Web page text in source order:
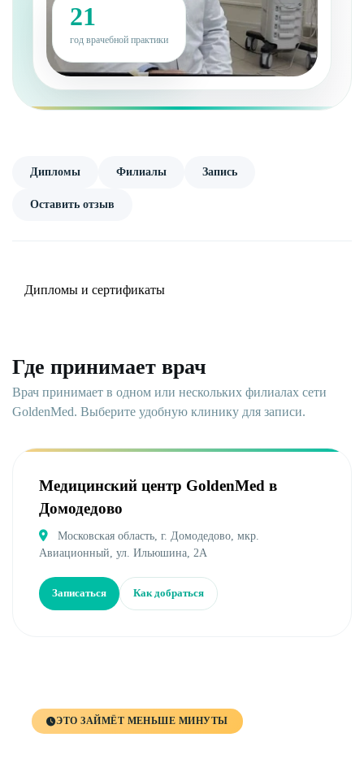
21
год врачебной практики
Дипломы Филиалы Запись
Оставить отзыв
Дипломы и сертификаты
Где принимает врач
Врач принимает в одном или нескольких филиалах сети
GoldenMed. Выберите удобную клинику для записи.
Медицинский центр GoldenMed в
Домодедово
Московская область, г. Домодедово, мкр.
Авиационный, ул. Ильюшина, 2А
Записаться Как добраться
ЭТО ЗАЙМЁТ МЕНЬШЕ МИНУТЫ